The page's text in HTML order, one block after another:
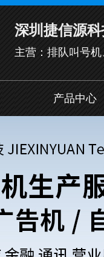
深圳捷信源
主营：排队叫号
产品中心